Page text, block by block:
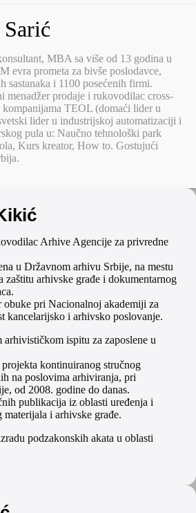
MBA sa više od 13 godina u
evra prometa za bivše poslodavce,
sastanaka i 1100 posećenih firmi.
menadžer prodaje i rukovodilac cross-
TEOL (domaći lider u
lider u industrijskoj automatizaciji i
pula u: Naučno tehnološki park
Kurs kreator, How to. Gostujući
Arhive Agencije za privredne
u Državnom arhivu Srbije, na mestu
zaštitu arhivske građe i dokumentarnog
pri Nacionalnoj akademiji za
kancelarijsko i arhivsko poslovanje.
arhivističkom ispitu za zaposlene u
kontinuiranog stručnog
na poslovima arhiviranja, pri
od 2008. godine do danas.
publikacija iz oblasti uređenja i
materijala i arhivske građe.
podzakonskih akata u oblasti